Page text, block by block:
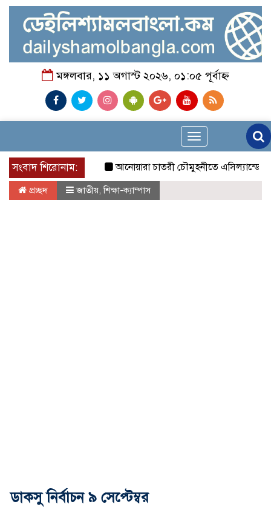
মঙ্গলবার, ১১ অগাস্ট ২০২৬, ০১:০৫ পূর্বাহ্ন
Toggle
navigation
সংবাদ শিরোনাম:
আনোয়ারা চাতরী চৌমুহনীতে এসিল্যান্ডের
প্রচ্ছদ জাতীয়,শিক্ষা-ক্যাম্পাস
ডাকসু নির্বাচন ৯ সেপ্টেম্বর